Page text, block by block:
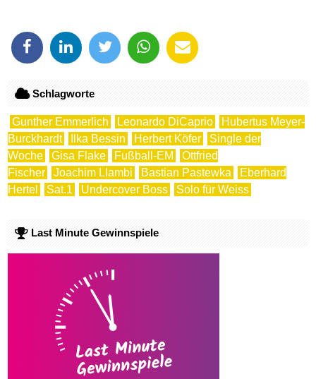
Schlagworte
Gunther Emmerlich Leonardo DiCaprio
Hubertus Meyer-
Burckhardt
Ilka Bessin Herbert Köfer
Single der
Woche
Gisa Flake Fußball-EM
Ottfried
Fischer
Joachim Llambi Bastian Pastewka
Eberhard
Hertel
Sat.1 Undercover Boss Solo für Weiss
Last Minute Gewinnspiele